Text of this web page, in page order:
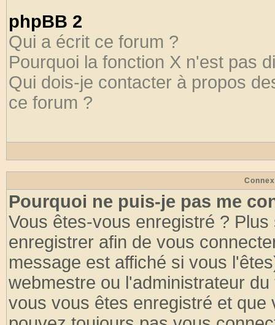
phpBB 2
Qui a écrit ce forum ?
Pourquoi la fonction X n'est pas
Qui dois-je contacter à propos
ce forum ?
Pourquoi ne puis-je pas me
Vous êtes-vous enregistré ?
enregistrer afin de vous
message est affiché si vous
webmestre ou l'administrateur
vous vous êtes enregistré et